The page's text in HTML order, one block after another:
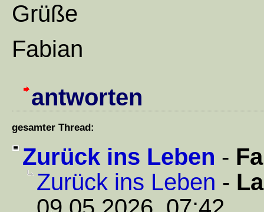
Grüße
Fabian
antworten
gesamter Thread:
Zurück ins Leben -
Zurück ins Leben -